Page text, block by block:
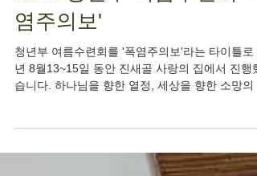
2023 청년부 여름수련회 '폭
염주의보'
청년부 여름수련회를 '폭염주의보'라는 타이틀로
도전하는 시간을 가졌습니다. 돈, 명예 등을...